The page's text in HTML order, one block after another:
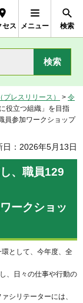
セス メニュー 検索
プレスリリース） > 令
役立つ組織」を目指
員参加ワークショップ
日：2026年5月13日
、職員129
ークショッ
として、今年度、全
、日々の仕事や行動の
シリテーターには、